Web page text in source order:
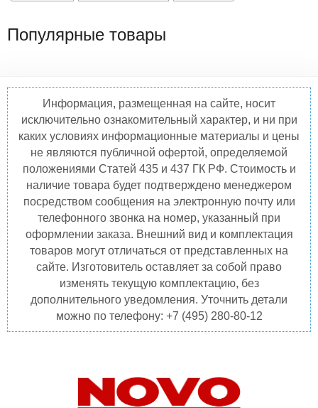
Популярные товары
Информация, размещенная на сайте, носит
исключительно ознакомительный характер, и ни при
каких условиях информационные материалы и цены
не являются публичной офертой, определяемой
положениями Статей 435 и 437 ГК РФ. Стоимость и
наличие товара будет подтверждено менеджером
посредством сообщения на электронную почту или
телефонного звонка на номер, указанный при
оформлении заказа. Внешний вид и комплектация
товаров могут отличаться от представленных на
сайте. Изготовитель оставляет за собой право
изменять текущую комплектацию, без
дополнительного уведомления. Уточнить детали
можно по телефону: +7 (495) 280-80-12